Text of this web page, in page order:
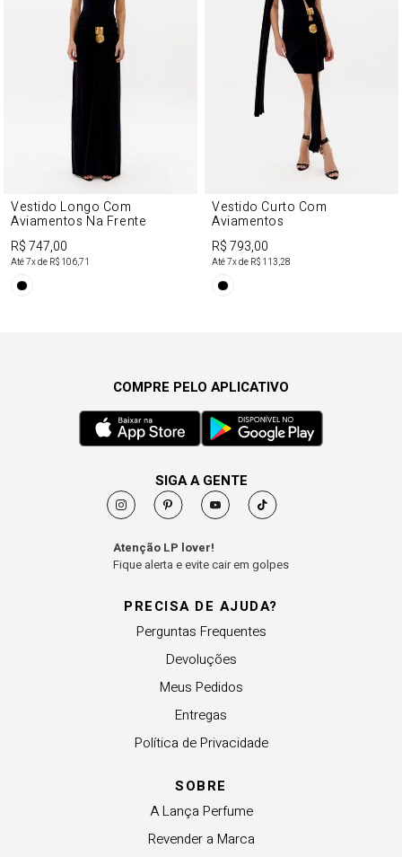
Vestido Longo Com
Aviamentos Na Frente
R$ 747,00
Até7x de R$ 106,71
Vestido Curto Com
Aviamentos
R$ 793,00
Até7x de R$ 113,28
PRECISA DE AJUDA?
Perguntas Frequentes
Devoluções
Meus Pedidos
Entregas
Política de Privacidade
SOBRE
A Lança Perfume
Revender a Marca
COMPRE PELO APLICATIVO
SIGA A GENTE
Atenção LP lover!
Fique alerta e evite cair em golpes